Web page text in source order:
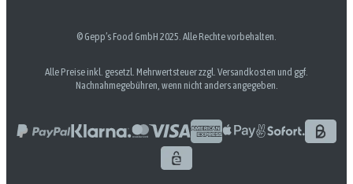
© Gepp’s Food GmbH 2025. Alle Rechte vorbehalten.
Alle Preise inkl. gesetzl. Mehrwertsteuer zzgl. Versandkosten und ggf.
Nachnahmegebühren, wenn nicht anders angegeben.